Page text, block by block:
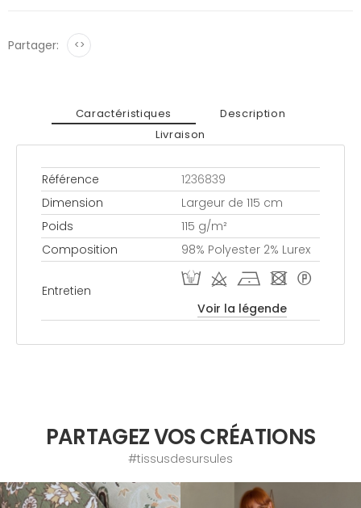
Partager: <>
Caractéristiques
Description
Livraison
Référence
1236839
Dimension
Largeur de 115 cm
Poids
115 g/m²
Composition
98% Polyester 2% Lurex
Entretien
W d h - *
Voir la légende
PARTAGEZ VOS CRÉATIONS
#tissusdesursules